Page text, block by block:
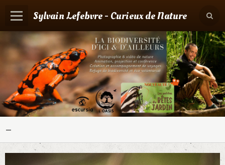
Sylvain Lefebvre - Curieux de Nature
Panier 0
Votre compte
Accueil
Contact
Agenda
-